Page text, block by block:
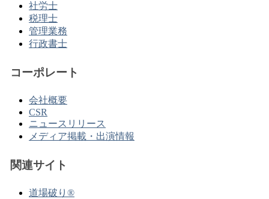
社労士
税理士
管理業務
行政書士
コーポレート
会社概要
CSR
ニュースリリース
メディア掲載・出演情報
関連サイト
道場破り®